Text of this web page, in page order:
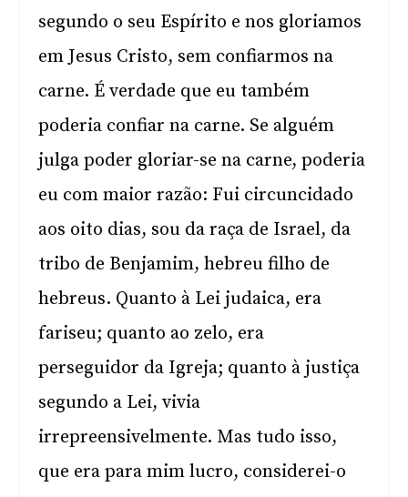
segundo o seu Espírito e nos gloriamos
em Jesus Cristo, sem confiarmos na
carne. É verdade que eu também
poderia confiar na carne. Se alguém
julga poder gloriar-se na carne, poderia
eu com maior razão: Fui circuncidado
aos oito dias, sou da raça de Israel, da
tribo de Benjamim, hebreu filho de
hebreus. Quanto à Lei judaica, era
fariseu; quanto ao zelo, era
perseguidor da Igreja; quanto à justiça
segundo a Lei, vivia
irrepreensivelmente. Mas tudo isso,
que era para mim lucro, considerei-o